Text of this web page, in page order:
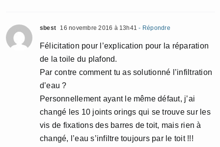
sbest 16 novembre 2016 à 13h41 - Répondre
Félicitation pour l’explication pour la réparation
de la toile du plafond.
Par contre comment tu as solutionné l’infiltration
d’eau ?
Personnellement ayant le même défaut, j’ai
changé les 10 joints orings qui se trouve sur les
vis de fixations des barres de toit, mais rien à
changé, l’eau s’infiltre toujours par le toit !!!